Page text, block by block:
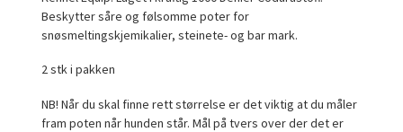
Beskytter såre og følsomme poter for
snøsmeltingskjemikalier, steinete- og bar mark.
2 stk i pakken
NB! Når du skal finne rett størrelse er det viktig at du måler
fram poten når hunden står. Mål på tvers over der det er